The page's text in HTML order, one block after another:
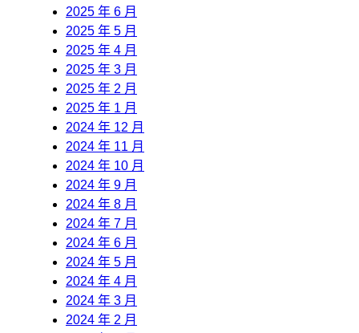
2025 年 6 月
2025 年 5 月
2025 年 4 月
2025 年 3 月
2025 年 2 月
2025 年 1 月
2024 年 12 月
2024 年 11 月
2024 年 10 月
2024 年 9 月
2024 年 8 月
2024 年 7 月
2024 年 6 月
2024 年 5 月
2024 年 4 月
2024 年 3 月
2024 年 2 月